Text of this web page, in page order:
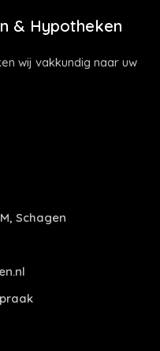
& Hypotheken
wij vakkundig naar uw
Schagen